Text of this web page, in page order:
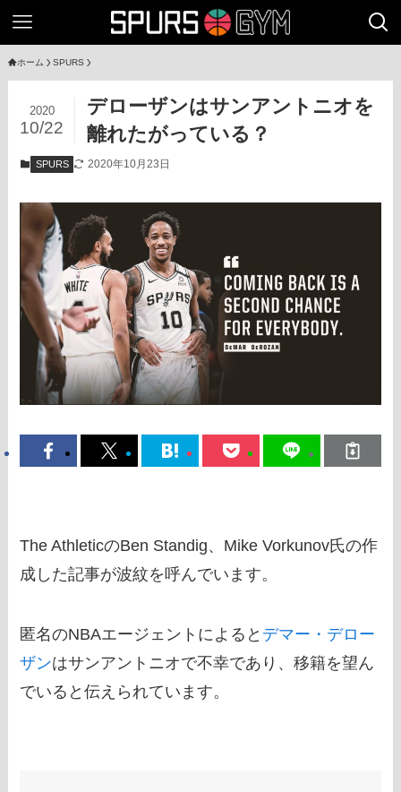
ホーム SPURS
デローザンはサンアントニオを
離れたがっている？
2020
10/22
SPURS 2020年10月23日
The AthleticのBen Standig、Mike Vorkunov氏の作
成した記事が波紋を呼んでいます。
匿名のNBAエージェントによると デマー・デロー
ザンはサンアントニオで不幸であり、移籍を望ん
でいると伝えられています。